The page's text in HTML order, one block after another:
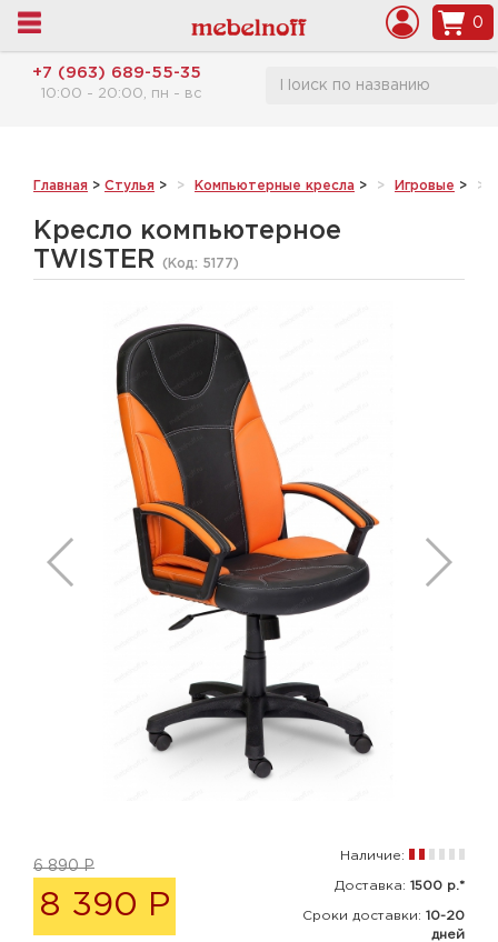
0
+7 (963) 689-55-35
10:00 - 20:00, пн - вс
Главная > Стулья > Компьютерные кресла > Игровые >
Кресло компьютерное
TWISTER
(Код: 5177)
6 890 Р
8 390 Р
Наличие:
Доставка: 1500 р.*
Сроки доставки: 10-20
дней